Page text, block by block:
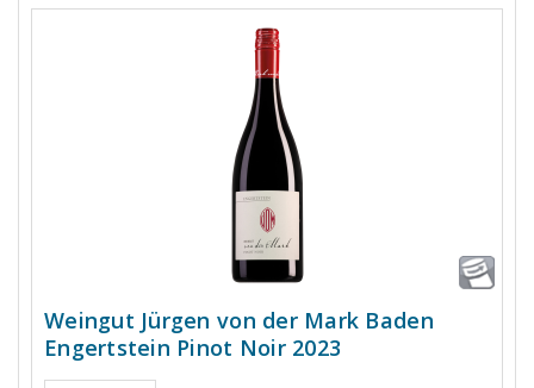
Weingut Jürgen von der Mark Baden
Engertstein Pinot Noir 2023